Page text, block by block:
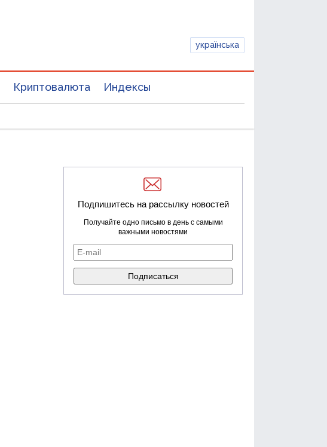
українська
Криптовалюта Индексы
Подпишитесь на рассылку новостей
Получайте одно письмо в день с самыми
важными новостями